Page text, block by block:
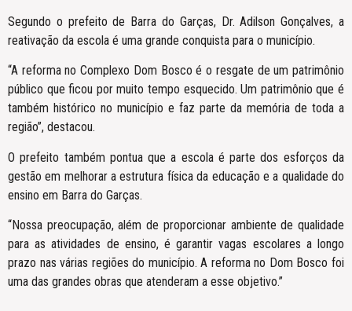
Segundo o prefeito de Barra do Garças, Dr. Adilson Gonçalves, a
reativação da escola é uma grande conquista para o município.
“A reforma no Complexo Dom Bosco é o resgate de um patrimônio
público que ficou por muito tempo esquecido. Um patrimônio que é
também histórico no município e faz parte da memória de toda a
região”, destacou.
O prefeito também pontua que a escola é parte dos esforços da
gestão em melhorar a estrutura física da educação e a qualidade do
ensino em Barra do Garças.
“Nossa preocupação, além de proporcionar ambiente de qualidade
para as atividades de ensino, é garantir vagas escolares a longo
prazo nas várias regiões do município. A reforma no Dom Bosco foi
uma das grandes obras que atenderam a esse objetivo.”